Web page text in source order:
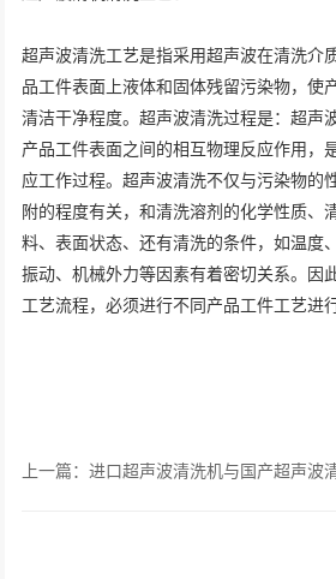
超声波清洗工艺是指采用超声波在清洗介
品工件表面上液体和固体残留污染物，使
清洁干净程度。超声波清洗过程是：超声
产品工件表面之间的相互物理反应作用，
应工作过程。超声波清洗不仅与污染物的
附的程度有关，和清洗溶剂的化学性质、
料、表面状态、还有清洗的条件，如温度
振动、机械外力等因素有着密切关系。因
工艺流程，必须进行不同产品工件工艺进
上一篇：进口超声波清洗机与国产超声波